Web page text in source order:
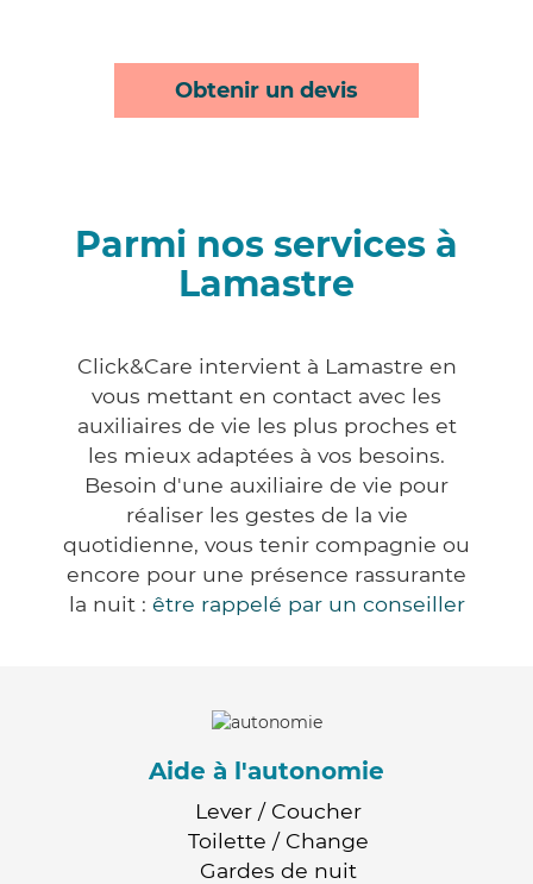
Obtenir un devis
Parmi nos services à
Lamastre
Click&Care intervient à Lamastre en
vous mettant en contact avec les
auxiliaires de vie les plus proches et
les mieux adaptées à vos besoins.
Besoin d'une auxiliaire de vie pour
réaliser les gestes de la vie
quotidienne, vous tenir compagnie ou
encore pour une présence rassurante
la nuit : être rappelé par un conseiller
Aide à l'autonomie
Lever / Coucher
Toilette / Change
Gardes de nuit